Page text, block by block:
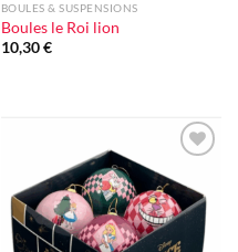
BOULES & SUSPENSIONS
Boules le Roi lion
10,30€
à la liste
d'envie